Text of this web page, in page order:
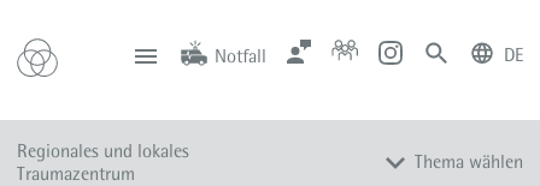
Notfall
Notfall Zentrale Anfahrt
DE
Regionales und lokales
Traumazentrum
Thema wählen